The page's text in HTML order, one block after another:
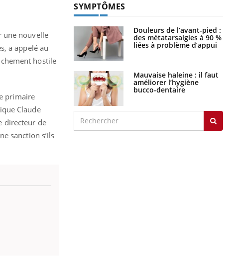
une nouvelle
a appelé au
hostile
primaire
Claude
directeur de
sanction s’ils
SYMPTÔMES
Douleurs de l’avant-pied :
des métatarsalgies à 90 %
liées à problème d’appui
Mauvaise haleine : il faut
améliorer l’hygiène
bucco-dentaire